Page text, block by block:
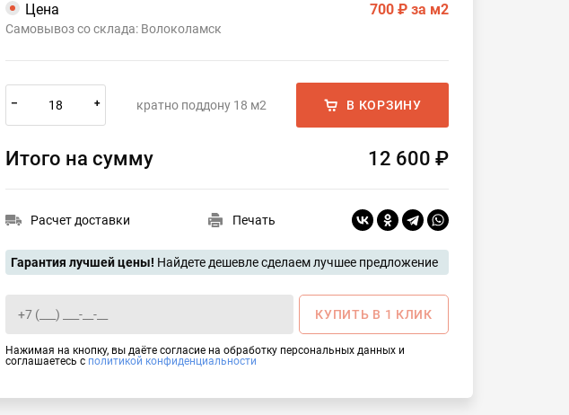
Цена 700 ₽ за м2
Самовывоз со склада: Волоколамск
– + кратно поддону 18 м2 В КОРЗИНУ
Итого на сумму 12 600 ₽
Расчет доставки Печать
Гарантия лучшей цены! Найдете дешевле сделаем лучшее предложение
КУПИТЬ В 1 КЛИК
Нажимая на кнопку, вы даёте согласие на обработку персональных данных и
соглашаетесь с политикой конфиденциальности